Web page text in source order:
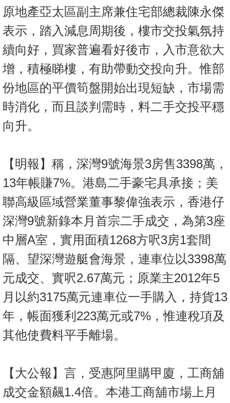
原地產亞太區副主席兼住宅部總裁陳永傑
表示，踏入減息周期後，樓市交投氣氛持
續向好，買家普遍看好後市，入市意欲大
增，積極睇樓，有助帶動交投向升。惟部
份地區的平價筍盤開始出現短缺，市場需
時消化，而且談判需時，料二手交投平穩
向升。
【明報】稱，深灣9號海景3房售3398萬，
13年帳賺7%。港島二手豪宅具承接；美
聯高級區域營業董事黎偉強表示，香港仔
深灣9號新錄本月首宗二手成交，為第3座
中層A室，實用面積1268方呎3房1套間
隔、望深灣遊艇會海景，連車位以3398萬
元成交、實呎2.67萬元；原業主2012年5
月以約3175萬元連車位一手購入，持貨13
年，帳面獲利223萬元或7%，惟連稅項及
其他使費料平手離場。
【大公報】言，受惠阿里購甲廈，工商舖
成交金額飆1.4倍。本港工商舖市場上月